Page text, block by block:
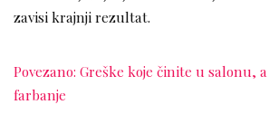
zavisi krajnji rezultat.
Povezano: Greške koje činite u salonu,
farbanje